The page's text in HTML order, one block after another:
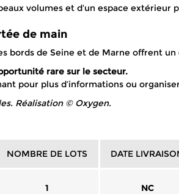
volumes et d’un espace
de main
bords de Seine et de Marne offrent
rare sur le secteur.
pour plus d’informations ou
Réalisation © Oxygen.
NOMBRE DE LOTS DATE
1 NC